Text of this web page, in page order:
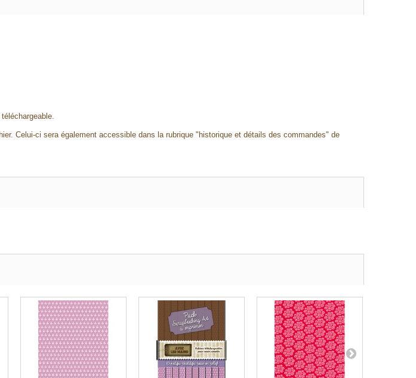
Celui-ci sera également accessible dans la rubrique "historique et détails des commandes" de